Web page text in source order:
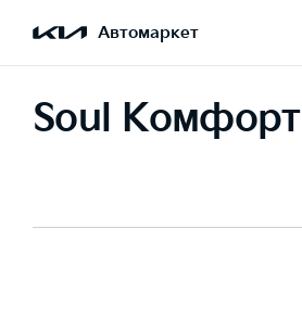
Автомаркет
Soul Комфорт